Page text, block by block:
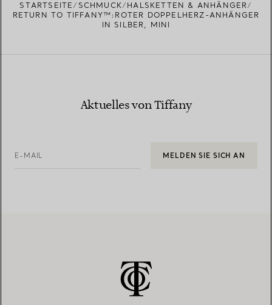
STARTSEITE SCHMUCK
HALSKETTEN & ANHÄNGER
RETURN TO TIFFANY™:ROTER DOPPELHERZ-ANHÄNGER
IN SILBER, MINI
Aktuelles von Tiffany
E-MAIL MELDEN SIE SICH AN